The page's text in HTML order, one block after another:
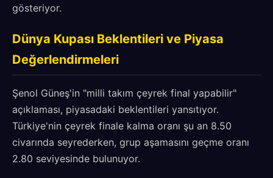
gösteriyor.
Dünya Kupası Beklentileri ve Piyasa
Değerlendirmeleri
Şenol Güneş'in "milli takım çeyrek final yapabilir"
açıklaması, piyasadaki beklentileri yansıtıyor.
Türkiye'nin çeyrek finale kalma oranı şu an 8.50
civarında seyrederken, grup aşamasını geçme oranı
2.80 seviyesinde bulunuyor.